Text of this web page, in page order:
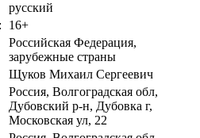
русский
16+
Российская Федерация,
зарубежные страны
Щуков Михаил Сергеевич
Россия, Волгоградская обл,
Дубовский р-н, Дубовка г,
Московская ул, 22